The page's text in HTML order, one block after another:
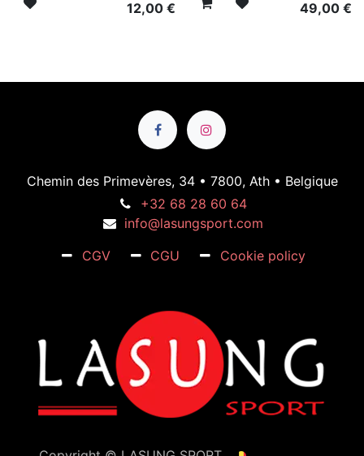
12,00€ 49,00€
Chemin des Primevères, 34 • 7800, Ath • Belgique
+32 68 28 60 64
info@lasungsport.com
CGV
CGU Cookie policy